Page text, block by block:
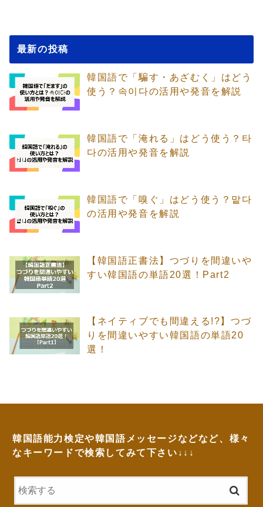
最新の投稿
韓国語で「騙す・あざむく」はどう
使う？속이다の活用や発音を解説
韓国語で「淹れる」はどう使う？타
다の活用や発音を解説
韓国語で「嗅ぐ」はどう使う？맡다
の活用や発音を解説
【韓国語正書法】つづりを間違いや
すい韓国語の単語20選！Part2
【ネイティブでも間違える!?】つづ
りを間違いやすい韓国語の単語20
選！
韓国語能力検定や韓国語メッセージなどなど、様々
なキーワードで検索してみて下さい↓↓↓